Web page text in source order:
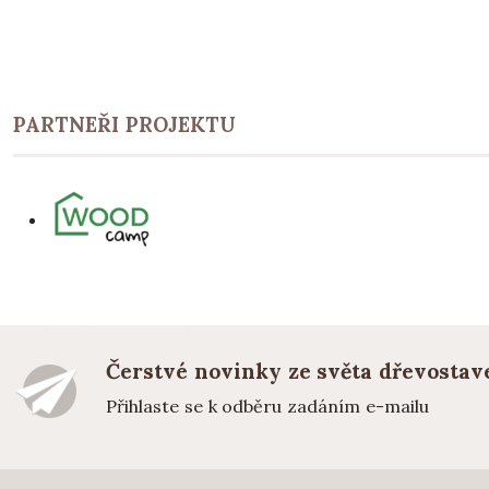
PARTNEŘI PROJEKTU
Čerstvé novinky ze světa
Přihlaste se k odběru zadáním e-mailu